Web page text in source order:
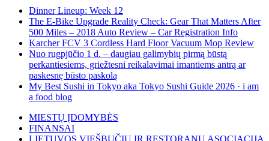
Dinner Lineup: Week 12
The E-Bike Upgrade Reality Check: Gear That Matters After
500 Miles – 2018 Auto Review – Car Registration Info
Karcher FCV 3 Cordless Hard Floor Vacuum Mop Review
Nuo rugpjūčio 1 d. – daugiau galimybių pirmą būstą
perkantiesiems, griežtesni reikalavimai imantiems antrą ar
paskesnę būsto paskolą
My Best Sushi in Tokyo aka Tokyo Sushi Guide 2026 · i am
a food blog
MIESTŲ ĮDOMYBĖS
FINANSAI